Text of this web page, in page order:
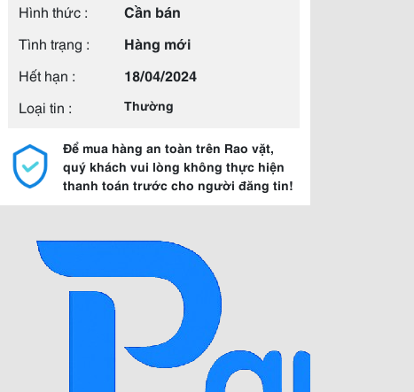
Hình thức :
Cần bán
Tình trạng :
Hàng mới
Hết hạn :
18/04/2024
Loại tin :
Thường
Để mua hàng an toàn trên Rao vặt,
quý khách vui lòng không thực hiện
thanh toán trước cho người đăng tin!